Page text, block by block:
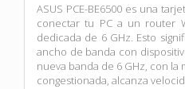
ASUS PCE-BE6500 es una
conectar tu PC a un router
dedicada de 6 GHz. Esto
ancho de banda con
nueva banda de 6 GHz, con
congestionada, alcanza